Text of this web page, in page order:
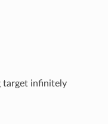
target infinitely